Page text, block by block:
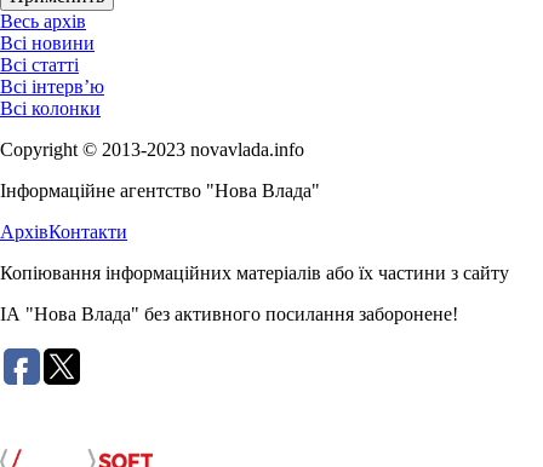
Весь архів
Всі новини
Всі статті
Всі інтерв’ю
Всі колонки
Copyright © 2013-2023 novavlada.info
Інформаційне агентство "Нова Влада"
АрхівКонтакти
Копіювання інформаційних матеріалів або їх частини з сайту
ІА "Нова Влада" без активного посилання заборонене!